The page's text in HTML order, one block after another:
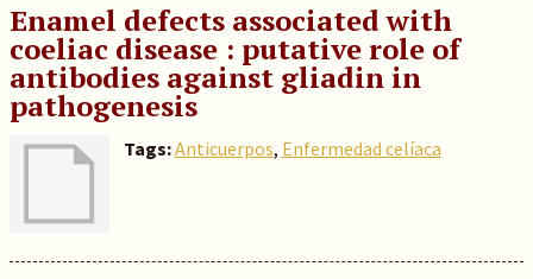
Enamel defects associated with
coeliac disease : putative role of
antibodies against gliadin in
pathogenesis
Tags:Anticuerpos, Enfermedad celíaca